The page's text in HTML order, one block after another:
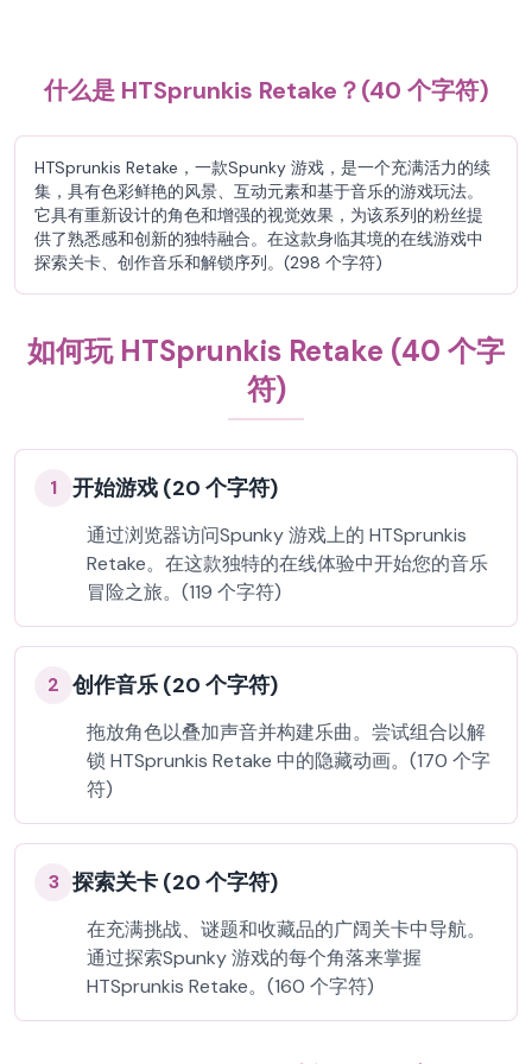
什么是 HTSprunkis Retake？(40 个字符)
HTSprunkis Retake，一款Spunky 游戏，是一个充满活力的续
集，具有色彩鲜艳的风景、互动元素和基于音乐的游戏玩法。
它具有重新设计的角色和增强的视觉效果，为该系列的粉丝提
供了熟悉感和创新的独特融合。在这款身临其境的在线游戏中
探索关卡、创作音乐和解锁序列。(298 个字符)
如何玩 HTSprunkis Retake (40 个字
符)
1 开始游戏 (20 个字符)
通过浏览器访问Spunky 游戏上的 HTSprunkis
Retake。在这款独特的在线体验中开始您的音乐
冒险之旅。(119 个字符)
2 创作音乐 (20 个字符)
拖放角色以叠加声音并构建乐曲。尝试组合以解
锁 HTSprunkis Retake 中的隐藏动画。(170 个字
符)
3 探索关卡 (20 个字符)
在充满挑战、谜题和收藏品的广阔关卡中导航。
通过探索Spunky 游戏的每个角落来掌握
HTSprunkis Retake。(160 个字符)